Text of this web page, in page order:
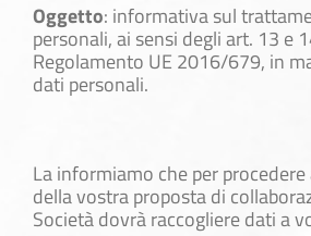
Oggetto: informativa sul
personali, ai sensi degli art. 13 e
Regolamento UE 2016/679, in
dati personali.
La informiamo che per
della vostra proposta di
Società dovrà raccogliere dati a